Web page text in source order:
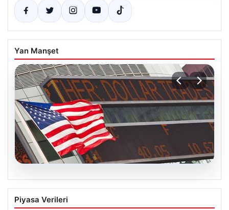
Yan Manşet
04.08.2026
FED faiz kararı ne zaman açıklanacak?
Nisan ayı faiz beklentisi belli oldu
Piyasa Verileri